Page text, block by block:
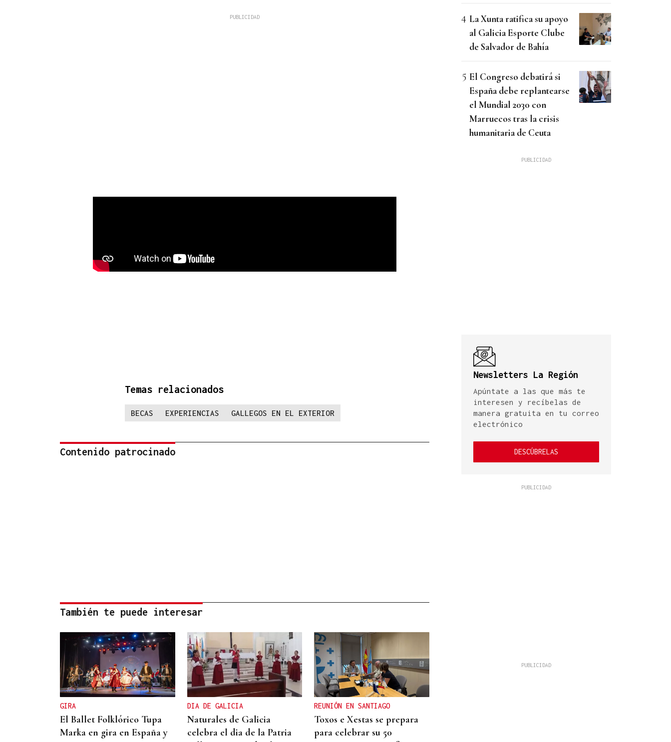
Temas relacionados
BECAS EXPERIENCIAS GALLEGOS EN EL EXTERIOR
Contenido patrocinado
También te puede interesar
GIRA
El Ballet Folklórico Tupa
Marka en gira en España y
DIA DE GALICIA
Naturales de Galicia
celebra el dia de la Patria
REUNIÓN EN SANTIAGO
Toxos e Xestas se prepara
para celebrar su 50
La Xunta ratifica su apoyo
al Galicia Esporte Clube
de Salvador de Bahía
El Congreso debatirá si
España debe replantearse
el Mundial 2030 con
Marruecos tras la crisis
humanitaria de Ceuta
Newsletters La Región
Apúntate a las que más te
interesen y recíbelas de
manera gratuita en tu correo
electrónico
DESCÚBRELAS